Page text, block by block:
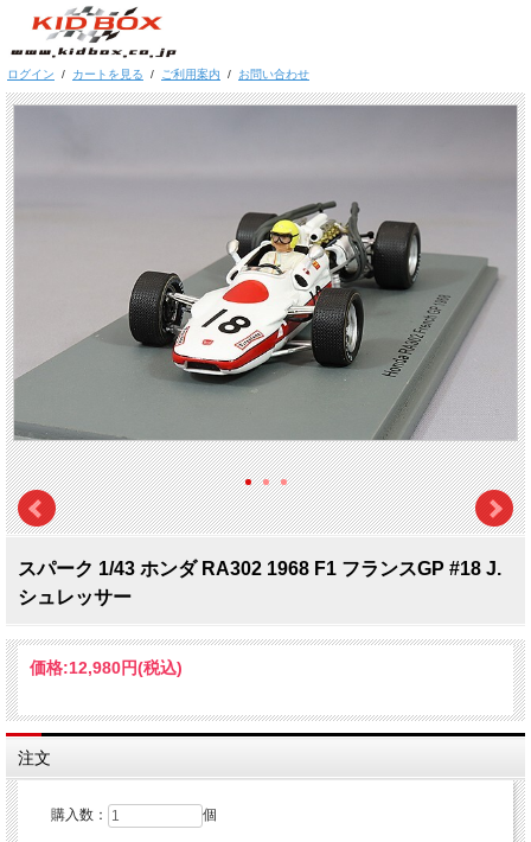
ログイン / カートを見る / ご利用案内 / お問い合わせ
スパーク 1/43 ホンダ RA302 1968 F1 フランスGP #18 J.
シュレッサー
価格:12,980円(税込)
注文
購入数： 個